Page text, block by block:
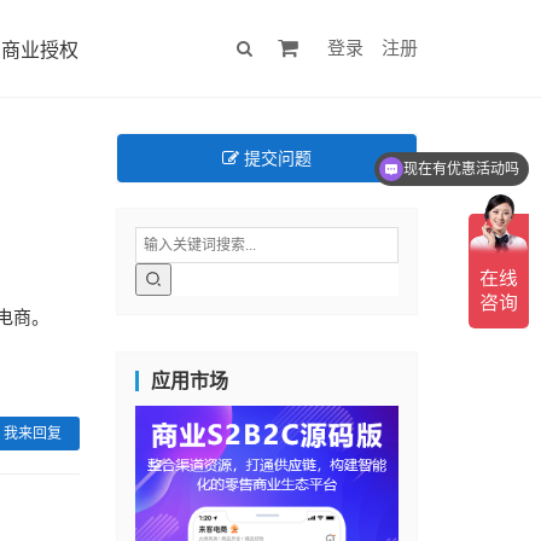
商业授权 登录 注册
。
我来回复
提交问题
应用市场
现在有优惠活动吗